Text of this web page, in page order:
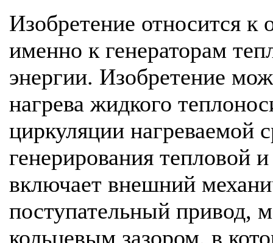
Изобретение относится к
именно к генераторам
энергии. Изобретение
нагрева жидкого
циркуляции нагреваемой
генерирования тепловой
включает внешний
поступательный привод,
кольцевым зазором, в